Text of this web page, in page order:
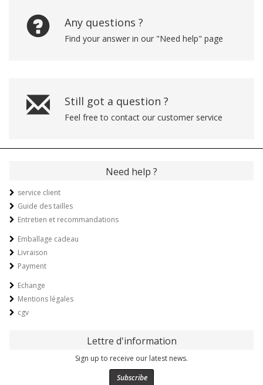
Any questions ?
Find your answer in our "Need help" page
Still got a question ?
Feel free to contact our customer service
Need help ?
service client
Guide des tailles
Entretien et recommandations
Emballage cadeau
Livraison
Payment
Echange
Mentions légales
cgv
Lettre d'information
Sign up to receive our latest news.
Subscribe